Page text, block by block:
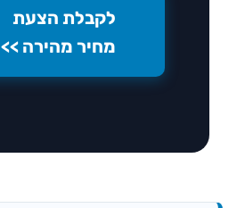
לקבלת הצעת
מחיר מהירה >>